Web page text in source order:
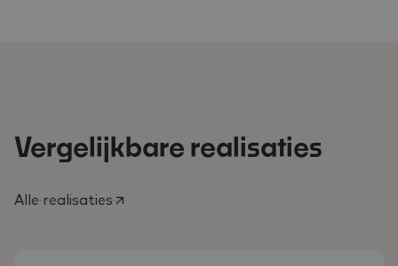
Vergelijkbare realisaties
Alle realisaties